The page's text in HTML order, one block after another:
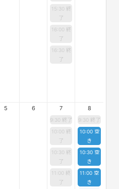
15:30 終
了
16:00 終
了
16:30 終
了
5 6 7
9:30 終了
10:00 終
了
10:30 終
了
11:00 終
了
8
9:30 終了
10:00 空
き
10:30 空
き
11:00 空
き